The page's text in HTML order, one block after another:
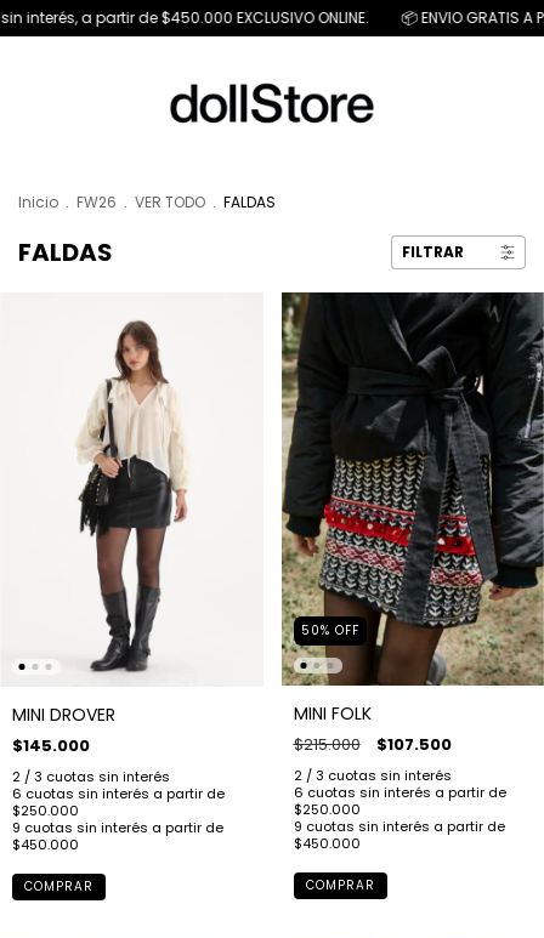
a partir de $450.000 EXCLUSIVO ONLINE. 📦 ENVIO GRATIS A
Inicio . FW26 . VER TODO . FALDAS
FALDAS FILTRAR
MINI DROVER
$145.000
COMPRAR
50% OFF
MINI FOLK
$215.000 $107.500
COMPRAR